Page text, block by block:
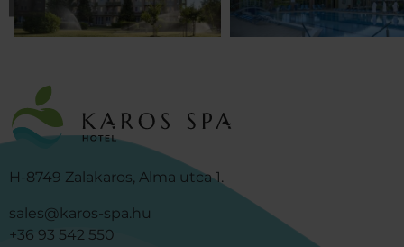
H-8749 Zalakaros, Alma utca 1.
sales@karos-spa.hu
+36 93 542 550